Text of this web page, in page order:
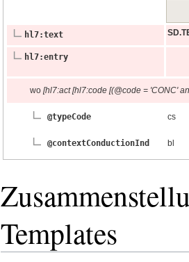
hl7:text
hl7:entry
wo [hl7:act [hl7:code [(@code = 'CONC'
@typeCode cs
@context​Conduction​Ind bl
Templates